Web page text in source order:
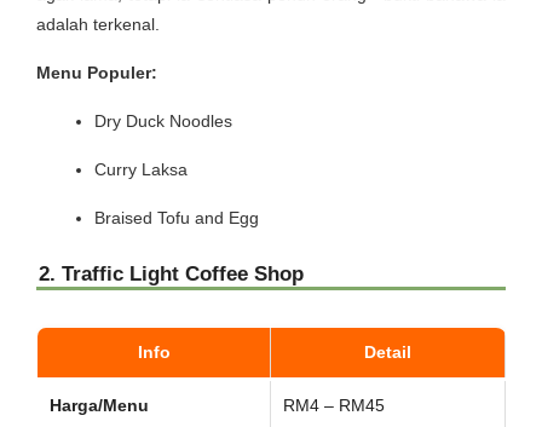
adalah terkenal.
Menu Populer:
Dry Duck Noodles
Curry Laksa
Braised Tofu and Egg
2. Traffic Light Coffee Shop
Info Detail
Harga/Menu RM4 – RM45